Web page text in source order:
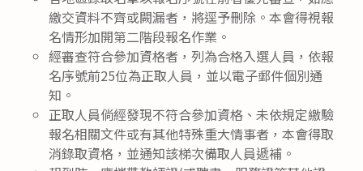
繳交資料不齊或闕漏者，將逕予刪除。本會得視報
名情形加開第二階段報名作業。
經審查符合參加資格者，列為合格入選人員，依報
名序號前25位為正取人員，並以電子郵件個別通
知。
正取人員倘經發現不符合參加資格、未依規定繳驗
報名相關文件或有其他特殊重大情事者，本會得取
消錄取資格，並通知該梯次備取人員遞補。